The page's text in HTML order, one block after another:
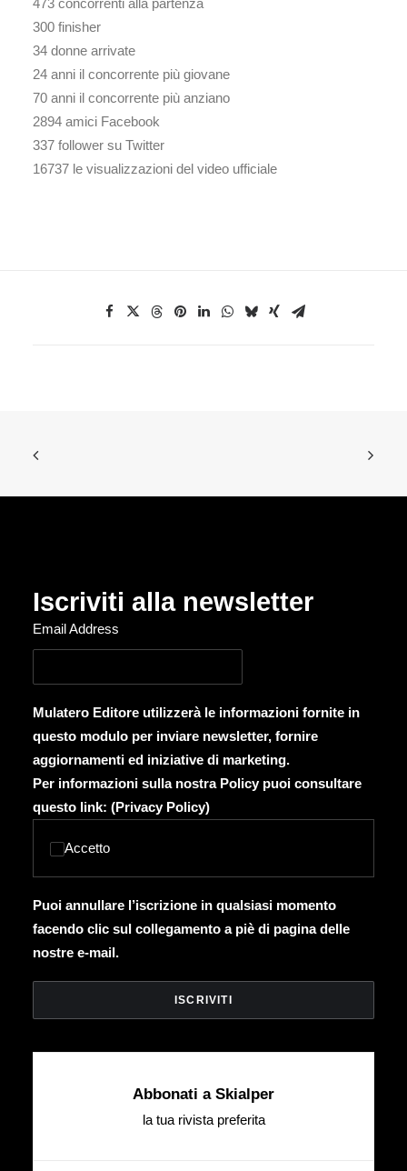
473 concorrenti alla partenza
300 finisher
34 donne arrivate
24 anni il concorrente più giovane
70 anni il concorrente più anziano
2894 amici Facebook
337 follower su Twitter
16737 le visualizzazioni del video ufficiale
Iscriviti alla newsletter
Email Address
Mulatero Editore utilizzerà le informazioni fornite in
questo modulo per inviare newsletter, fornire
aggiornamenti ed iniziative di marketing.
Per informazioni sulla nostra Policy puoi consultare
questo link: (Privacy Policy)
Accetto
Puoi annullare l’iscrizione in qualsiasi momento
facendo clic sul collegamento a piè di pagina delle
nostre e-mail.
Abbonati a Skialper
la tua rivista preferita